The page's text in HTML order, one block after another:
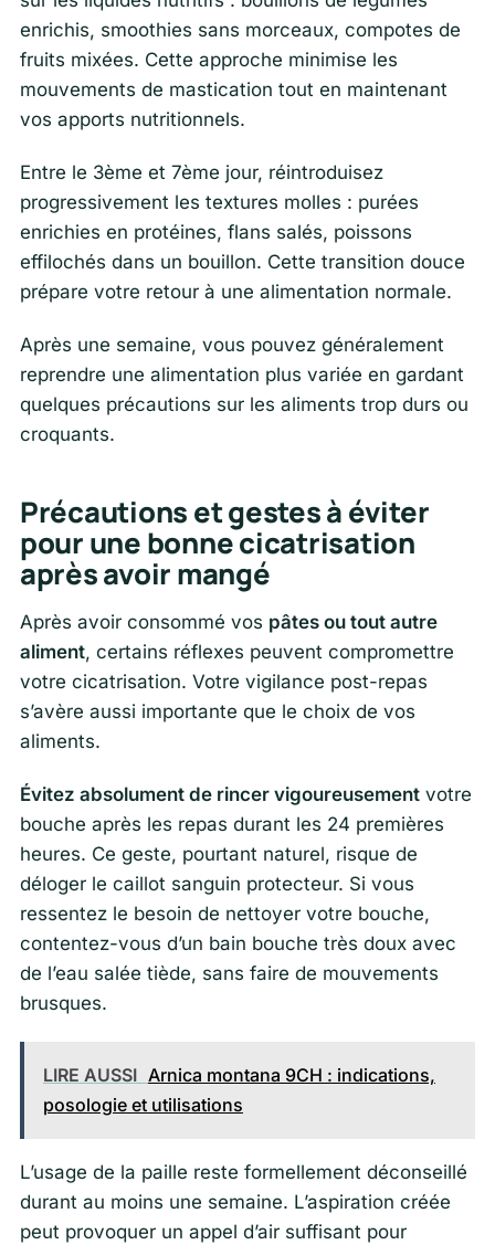
enrichis, smoothies sans morceaux, compotes de
fruits mixées. Cette approche minimise les
mouvements de mastication tout en maintenant
vos apports nutritionnels.
Entre le 3ème et 7ème jour, réintroduisez
progressivement les textures molles : purées
enrichies en protéines, flans salés, poissons
effilochés dans un bouillon. Cette transition douce
prépare votre retour à une alimentation normale.
Après une semaine, vous pouvez généralement
reprendre une alimentation plus variée en gardant
quelques précautions sur les aliments trop durs ou
croquants.
Précautions et gestes à éviter
pour une bonne cicatrisation
après avoir mangé
Après avoir consommé vos pâtes ou tout autre
aliment, certains réflexes peuvent compromettre
votre cicatrisation. Votre vigilance post-repas
s’avère aussi importante que le choix de vos
aliments.
Évitez absolument de rincer vigoureusement votre
bouche après les repas durant les 24 premières
heures. Ce geste, pourtant naturel, risque de
déloger le caillot sanguin protecteur. Si vous
ressentez le besoin de nettoyer votre bouche,
contentez-vous d’un bain bouche très doux avec
de l’eau salée tiède, sans faire de mouvements
brusques.
LIRE AUSSI Arnica montana 9CH : indications,
posologie et utilisations
L’usage de la paille reste formellement déconseillé
durant au moins une semaine. L’aspiration créée
peut provoquer un appel d’air suffisant pour